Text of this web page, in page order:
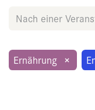
Ernährung ×